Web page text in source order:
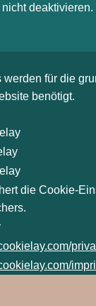
deaktivieren.
für die
benötigt.
die Cookie-